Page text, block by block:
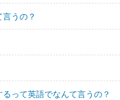
うの？
って英語でなんて言うの？